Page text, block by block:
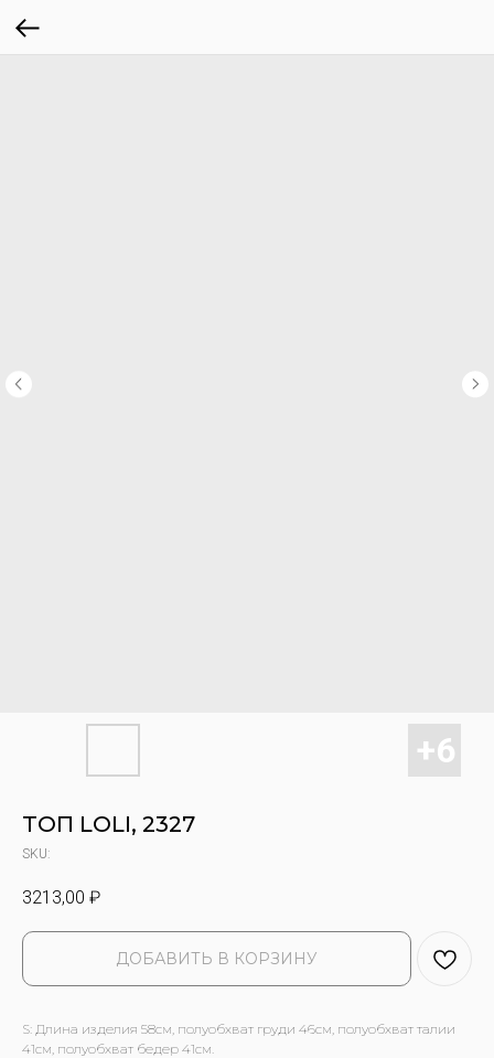
ТОП LOLI, 2327
SKU:
3213,00 ₽
ДОБАВИТЬ В КОРЗИНУ
S: Длина изделия 58см, полуобхват груди 46см, полуобхват талии
41см, полуобхват бедер 41см.